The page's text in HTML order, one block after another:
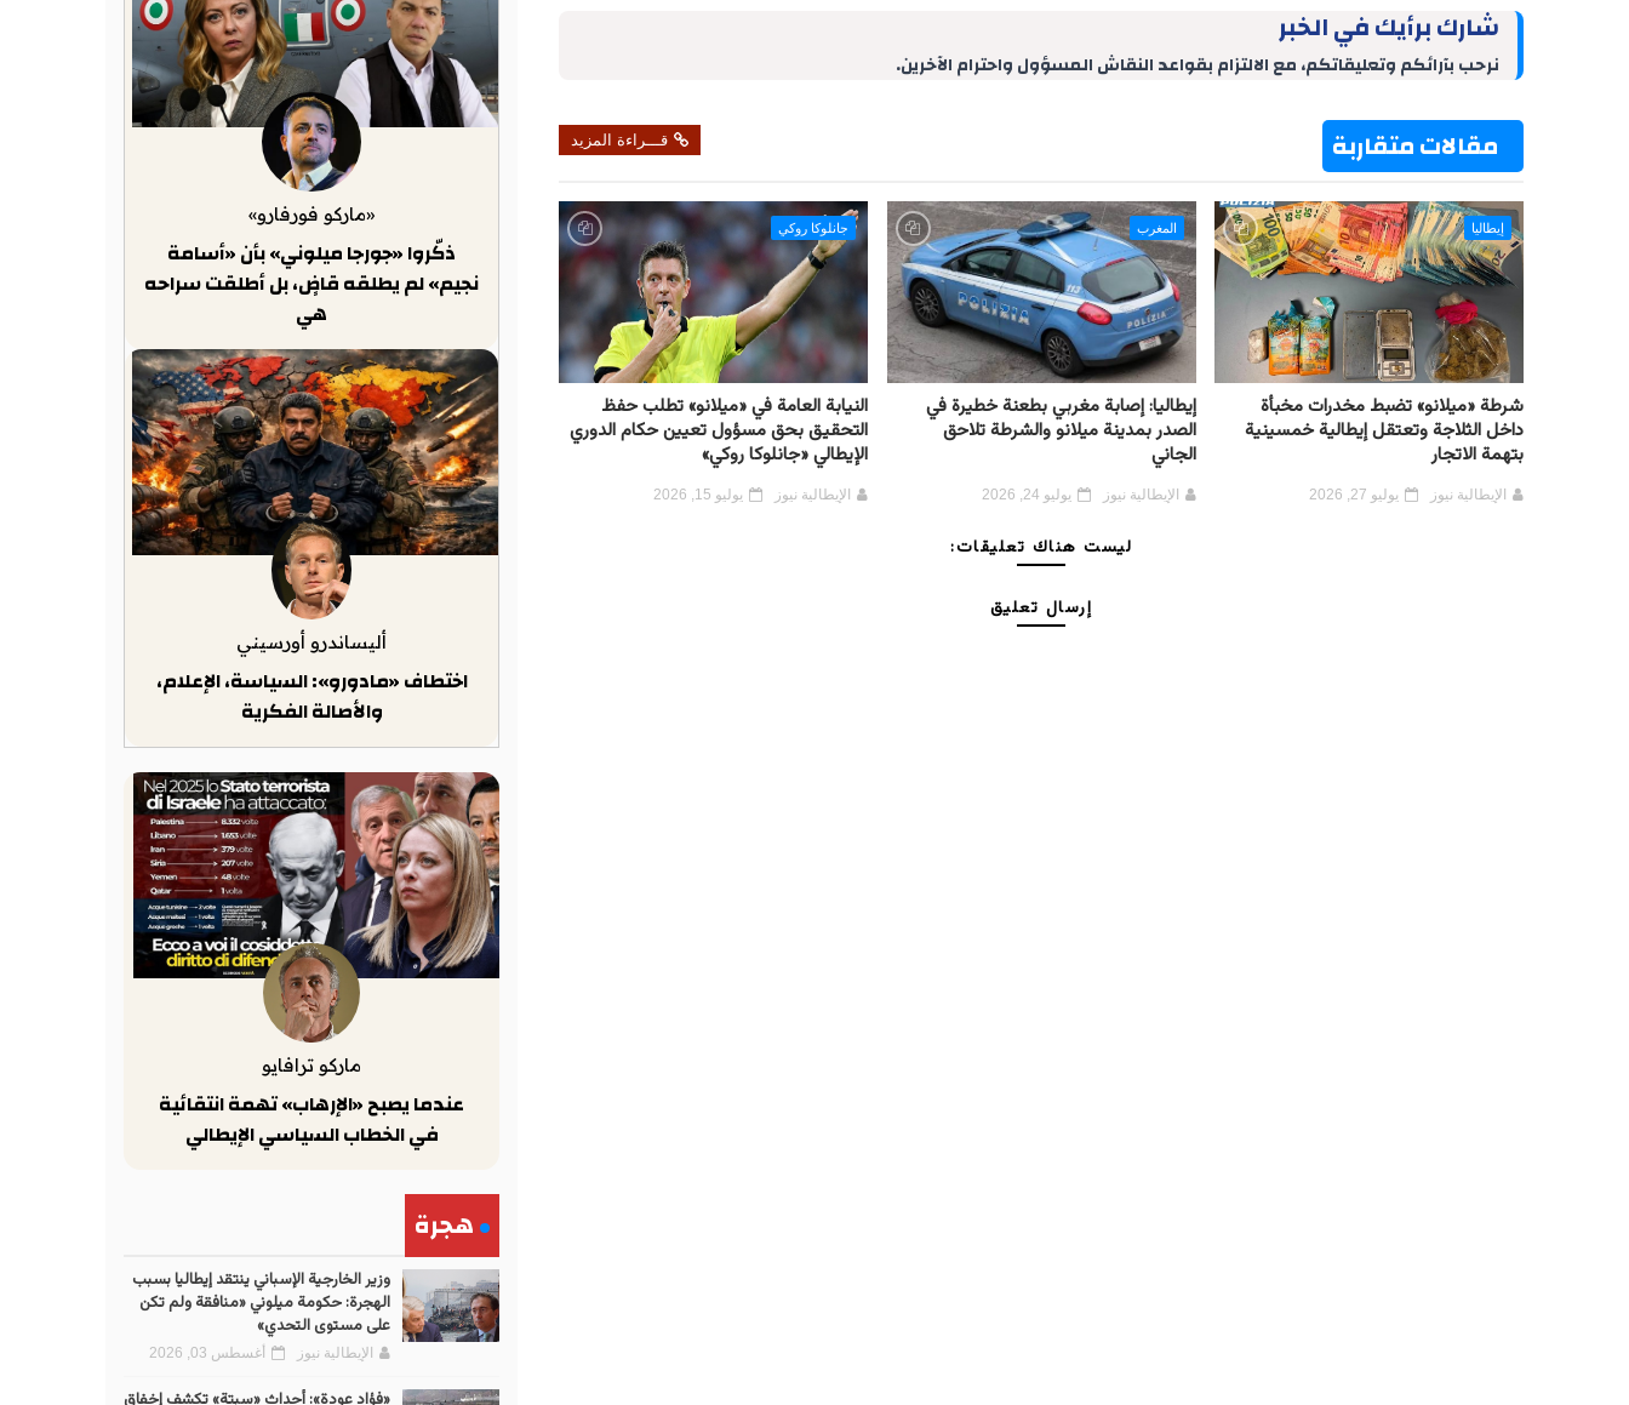
I
e
p
g
a
b
o
شارك برأيك في الخبر
نرحب بآرائكم وتعليقاتكم، مع الالتزام بقواعد النقاش المسؤول واحترام الآخرين.
مقالات متقاربة قـــراءة المزيد
إيطاليا
شرطة «ميلانو» تضبط مخدرات مخبأة
داخل الثلاجة وتعتقل إيطالية خمسينية
بتهمة الاتجار
الإيطالية نيوز يوليو 27, 2026
المغرب
إيطاليا: إصابة مغربي بطعنة خطيرة في
الصدر بمدينة ميلانو والشرطة تلاحق
الجاني
الإيطالية نيوز يوليو 24, 2026
جانلوكا روكي
النيابة العامة في «ميلانو» تطلب حفظ
التحقيق بحق مسؤول تعيين حكام الدوري
الإيطالي «جانلوكا روكي»
الإيطالية نيوز يوليو 15, 2026
ليست هناك تعليقات:
إرسال تعليق
«ماركو فورفارو»
ذكّروا «جورجا ميلوني» بأن «أسامة
نجيم» لم يطلقه قاضٍ، بل أطلقت سراحه
هي
أليساندرو أورسيني
اختطاف «مادورو»: السياسة، الإعلام،
والأصالة الفكرية
ماركو ترافايو
عندما يصبح «الإرهاب» تهمة انتقائية
في الخطاب السياسي الإيطالي
هجرة
وزير الخارجية الإسباني ينتقد إيطاليا بسبب
الهجرة: حكومة ميلوني «منافقة ولم تكن
على مستوى التحدي»
الإيطالية نيوز أغسطس 03, 2026
«فؤاد عودة»: أحداث «سبتة» تكشف إخفاق